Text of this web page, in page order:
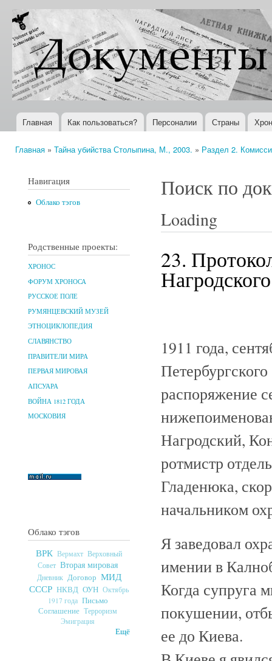
Документы
XX века
Всемирная
история в
Интернете
Главное меню
Главная Как пользоваться? Персоналии Страны
Главная » Тайна убийства Столыпина, М., 2003. » Раздел 2.
Навигация
Облако тэгов
Родственные проекты:
ХРОНОС
ФОРУМ ХРОНОСА
РУССКОЕ ПОЛЕ
РУМЯНЦЕВСКИЙ МУЗЕЙ
ЭТНОЦИКЛОПЕДИЯ
СЛАВЯНСТВО
ПРАВИТЕЛИ МИРА
ПЕРВАЯ МИРОВАЯ
АПСУАРА
ВОЙНА 1812 ГОДА
МОСКОВИЯ
Облако тэгов
ВРК Вермахт Верховный
Совет Вторая мировая
Дневник Договор МИД
СССР НКВД ОУН Октябрь
1917 года Письмо
Соглашение Терроризм
Эмиграция
Ещё
Поиск по
Loading
23.
1911 года,
распоряжение
Нагродский,
ротмистр
Гладенюка,
начальником
Я заведовал
имении в
Когда супруга
покушении,
ее до Киева.